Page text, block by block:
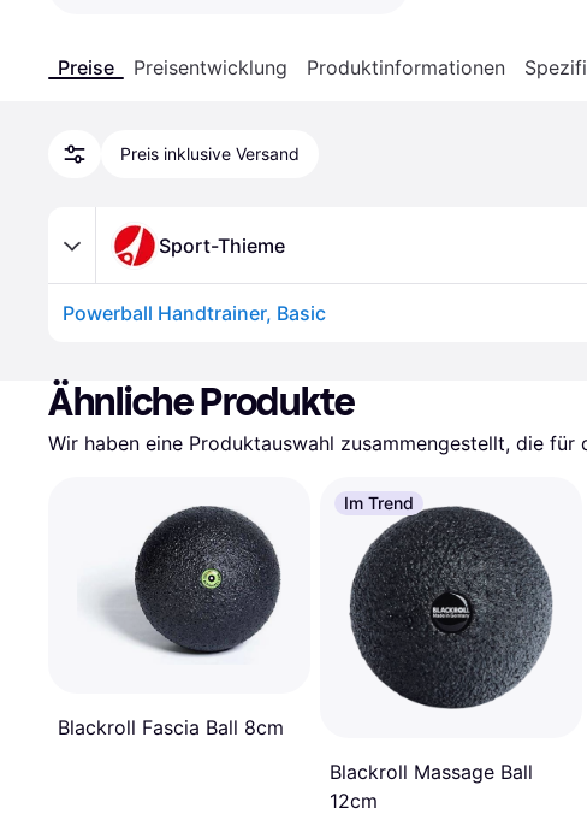
Preise Preisentwicklung Produktinformationen
Preis inklusive Versand
Sport-Thieme
Powerball Handtrainer, Basic
Ähnliche Produkte
Wir haben eine Produktauswahl zusammengestellt, die für
Blackroll Fascia Ball 8cm
Im Trend
Blackroll Massage Ball
12cm